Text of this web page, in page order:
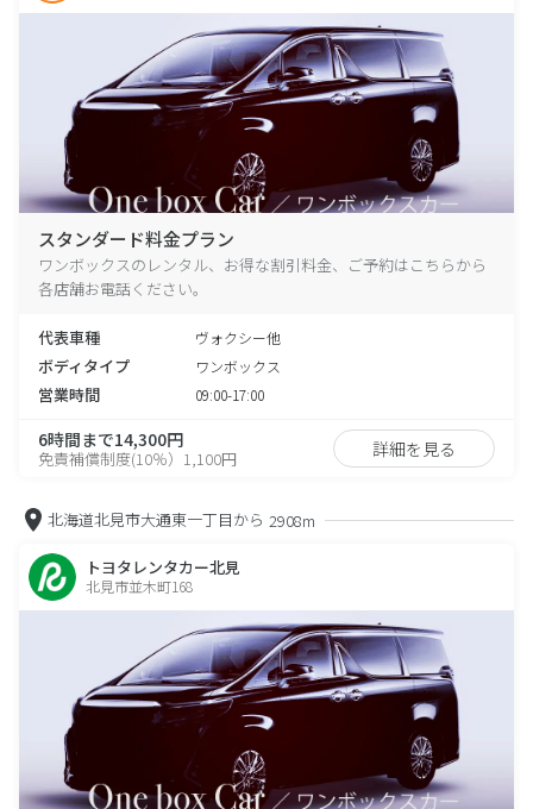
スタンダード料金プラン
ワンボックスのレンタル、お得な割引料金、ご予約はこちらから
各店舗お電話ください。
代表車種 ヴォクシー他
ボディタイプ ワンボックス
営業時間 09:00-17:00
6時間まで14,300円
免責補償制度(10％）1,100円 詳細を見る
北海道北見市大通東一丁目から 2908m
トヨタレンタカー北見
北見市並木町168